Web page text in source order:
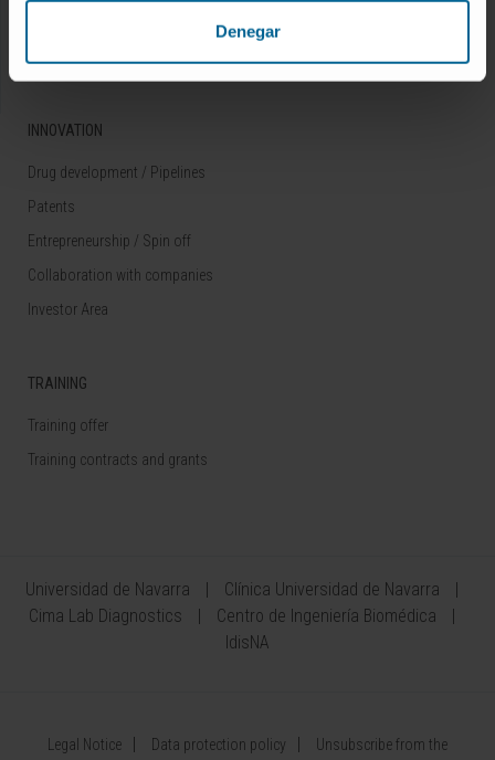
Denegar
INNOVATION
Drug development / Pipelines
Patents
Entrepreneurship / Spin off
Collaboration with companies
Investor Area
TRAINING
Training offer
Training contracts and grants
Universidad de Navarra
Clínica Universidad de Navarra
Cima Lab Diagnostics
Centro de Ingeniería Biomédica
IdisNA
Legal Notice Data protection policy Unsubscribe from the